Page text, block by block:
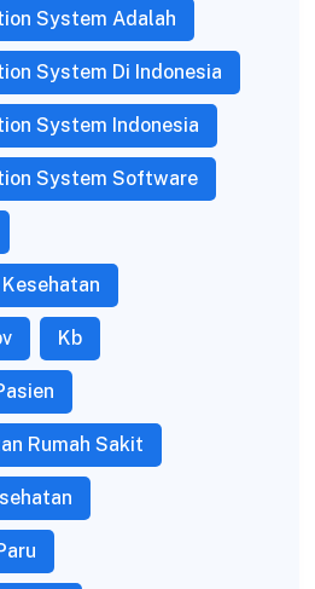
System Adalah
System Di Indonesia
System Indonesia
System Software
Kb
Rumah Sakit